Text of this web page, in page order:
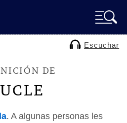
Escuchar
DE
. A algunas personas les